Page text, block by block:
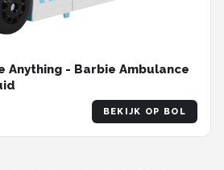
Anything - Barbie Ambulance
BEKIJK OP BOL